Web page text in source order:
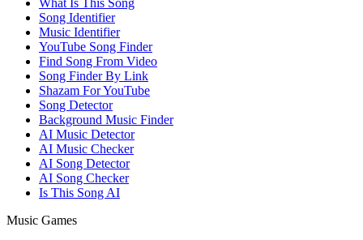
What Is This Song
Song Identifier
Music Identifier
YouTube Song Finder
Find Song From Video
Song Finder By Link
Shazam For YouTube
Song Detector
Background Music Finder
AI Music Detector
AI Music Checker
AI Song Detector
AI Song Checker
Is This Song AI
Music Games